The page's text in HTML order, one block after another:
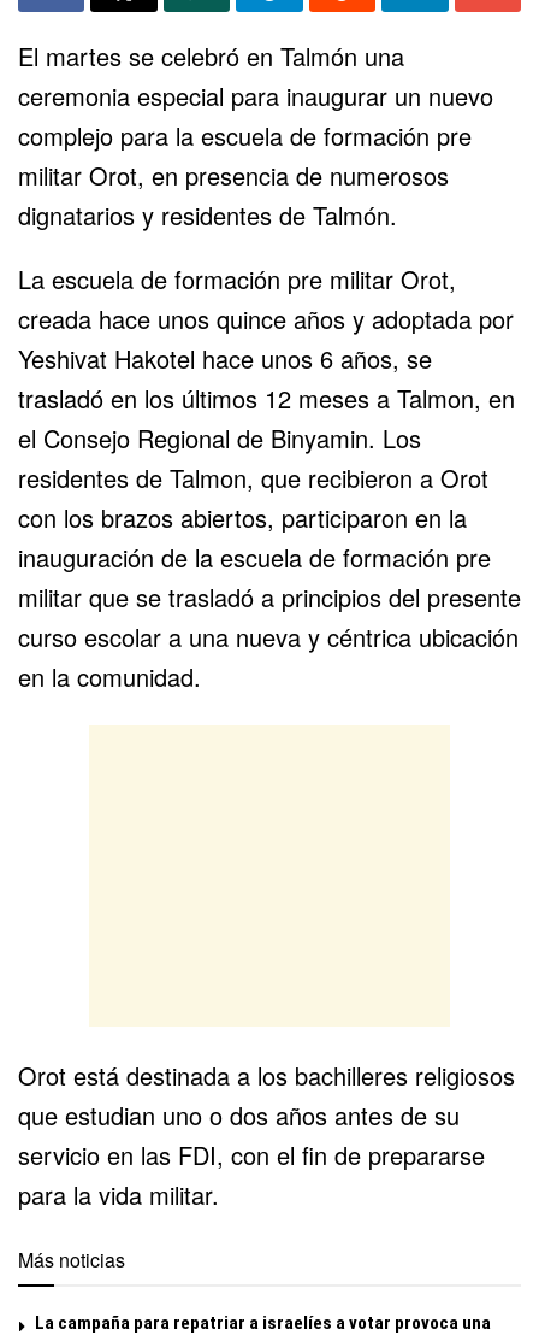
El martes se celebró en Talmón una
ceremonia especial para inaugurar un nuevo
complejo para la escuela de formación pre
militar Orot, en presencia de numerosos
dignatarios y residentes de Talmón.
La escuela de formación pre militar Orot,
creada hace unos quince años y adoptada por
Yeshivat Hakotel hace unos 6 años, se
trasladó en los últimos 12 meses a Talmon, en
el Consejo Regional de Binyamin. Los
residentes de Talmon, que recibieron a Orot
con los brazos abiertos, participaron en la
inauguración de la escuela de formación pre
militar que se trasladó a principios del presente
curso escolar a una nueva y céntrica ubicación
en la comunidad.
Orot está destinada a los bachilleres religiosos
que estudian uno o dos años antes de su
servicio en las FDI, con el fin de prepararse
para la vida militar.
Más noticias
La campaña para repatriar a israelíes a votar provoca una